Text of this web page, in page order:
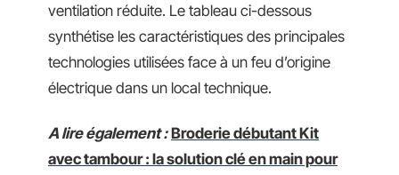
ventilation réduite. Le tableau ci-dessous
synthétise les caractéristiques des principales
technologies utilisées face à un feu d’origine
électrique dans un local technique.
A lire également : Broderie débutant Kit
avec tambour : la solution clé en main pour